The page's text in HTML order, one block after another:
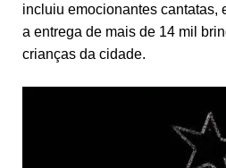
incluiu emocionantes cantatas,
a entrega de mais de 14 mil
crianças da cidade.